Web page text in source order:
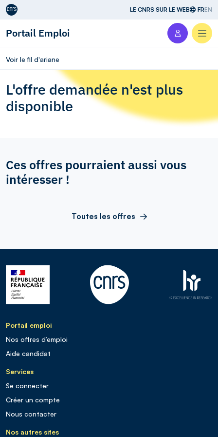
Aller au contenu LE CNRS SUR LE WEB FREN
Portail Emploi
Voir le fil d'ariane
L'offre demandée n'est plus
disponible
Ces offres pourraient aussi vous
intéresser !
Toutes les offres
Portail emploi
Nos offres d’emploi
Aide candidat
Services
Se connecter
Créer un compte
Nous contacter
Nos autres sites